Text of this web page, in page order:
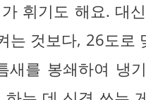
휘기도 해요. 대
는 것보다, 26도로
새를 봉쇄하여 냉